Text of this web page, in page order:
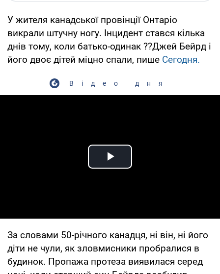
У жителя канадської провінції Онтаріо
викрали штучну ногу. Інцидент стався кілька
днів тому, коли батько-одинак ??Джей Бейрд і
його двоє дітей міцно спали, пише Сегодня.
Відео дня
Play Video
За словами 50-річного канадця, ні він, ні його
діти не чули, як зловмисники пробралися в
будинок. Пропажа протеза виявилася серед